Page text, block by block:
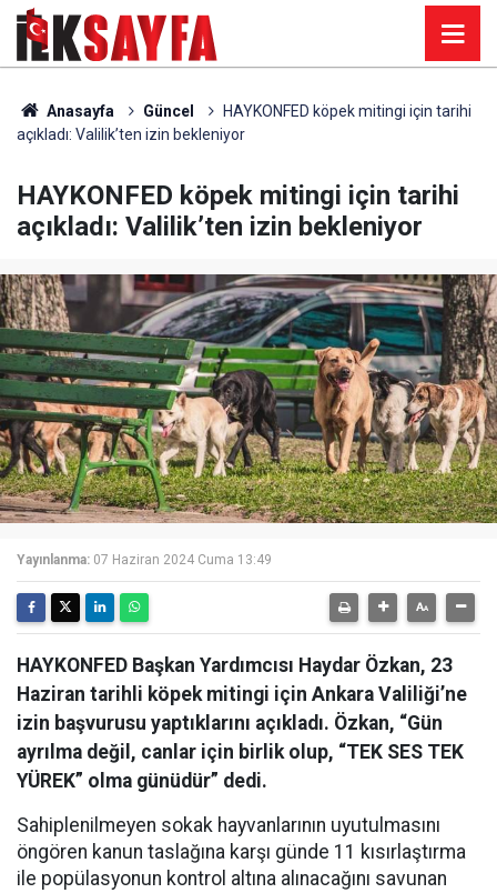
Anasayfa Güncel
HAYKONFED köpek mitingi için tarihi
açıkladı: Valilik’ten izin bekleniyor
HAYKONFED köpek mitingi için tarihi
açıkladı: Valilik’ten izin bekleniyor
Yayınlanma: 07 Haziran 2024 Cuma 13:49
HAYKONFED Başkan Yardımcısı Haydar Özkan, 23
Haziran tarihli köpek mitingi için Ankara Valiliği’ne
izin başvurusu yaptıklarını açıkladı. Özkan, “Gün
ayrılma değil, canlar için birlik olup, “TEK SES TEK
YÜREK” olma günüdür” dedi.
Sahiplenilmeyen sokak hayvanlarının uyutulmasını
öngören kanun taslağına karşı günde 11 kısırlaştırma
ile popülasyonun kontrol altına alınacağını savunan